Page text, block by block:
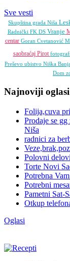
Sve vesti
Skupština grada Niša
Radnički FK DS Vranje
centar Goran Cvetanović
saobraćaj Pirot
Preševo ubistvo Niška
Dom
Najnoviji oglasi
Folija,cuva
Prodaje se
Niša
radnici za
Polovni
Torte Novi
Potrebna
Potrebni
Pametni Sat-
Otkup
Oglasi